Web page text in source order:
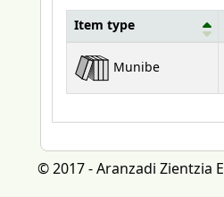
Holdings
Item type
Munibe
© 2017 - Aranzadi Zientzia